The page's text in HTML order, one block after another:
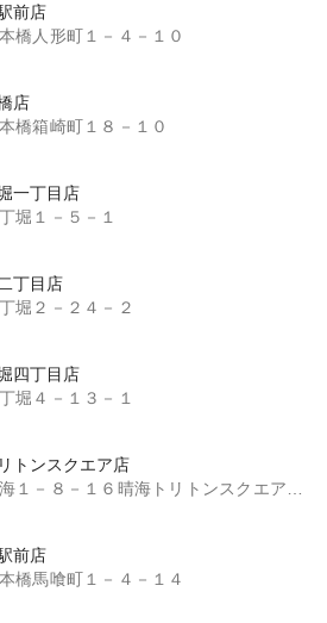
前店
橋人形町１－４－１０
店
橋箱崎町１８－１０
一丁目店
堀１－５－１
丁目店
堀２－２４－２
四丁目店
堀４－１３－１
トンスクエア店
－８－１６晴海トリトンスクエア２Ｆ
前店
橋馬喰町１－４－１４